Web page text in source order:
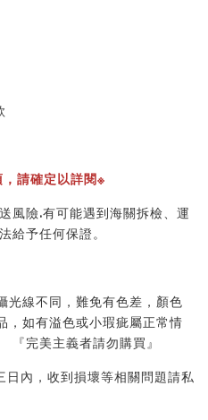
請確定以詳閱※
風險.有可能遇到海關拆檢、運
給予任何保證。
光線不同，難免有色差，顏色
，如有溢色或小瑕疵屬正常情
『完美主義者請勿購買』
內，收到損壞等相關問題請私